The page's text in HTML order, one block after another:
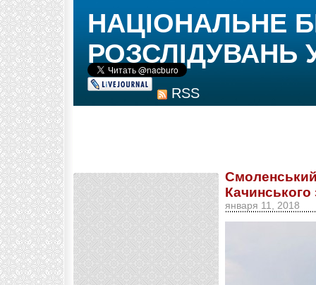
RSS
НАЦІОНАЛЬНЕ
РОЗСЛІДУВАНЬ
Смоленський
января 11, 2018